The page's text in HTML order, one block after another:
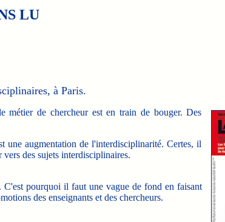
LU
à Paris.
de chercheur est en train de bouger. Des
augmentation de l'interdisciplinarité. Certes, il
des sujets interdisciplinaires.
pourquoi il faut une vague de fond en faisant
des enseignants et des chercheurs.